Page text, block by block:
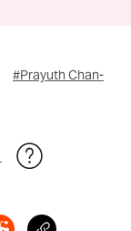
#Prayuth Chan-